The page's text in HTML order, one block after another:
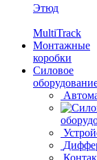
Этюд
MultiTrack
Монтажные
коробки
Силовое